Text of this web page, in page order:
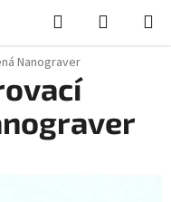
Hledat
KOŠÍK
Nanograver